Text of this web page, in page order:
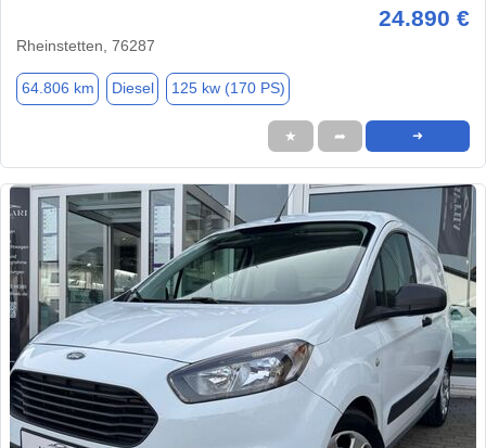
24.890 €
Rheinstetten, 76287
64.806 km Diesel 125 kw (170 PS)
★ ➦ ➜